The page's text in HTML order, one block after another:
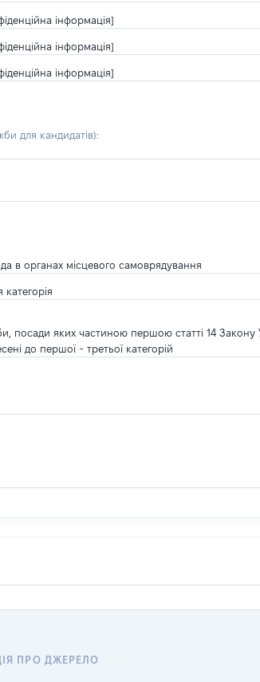
інформація]
інформація]
інформація]
для кандидатів):
в органах місцевого самоврядування
категорія
посади яких частиною першою статті 14 Закону
до першої - третьої категорій
ПРО ДЖЕРЕЛО